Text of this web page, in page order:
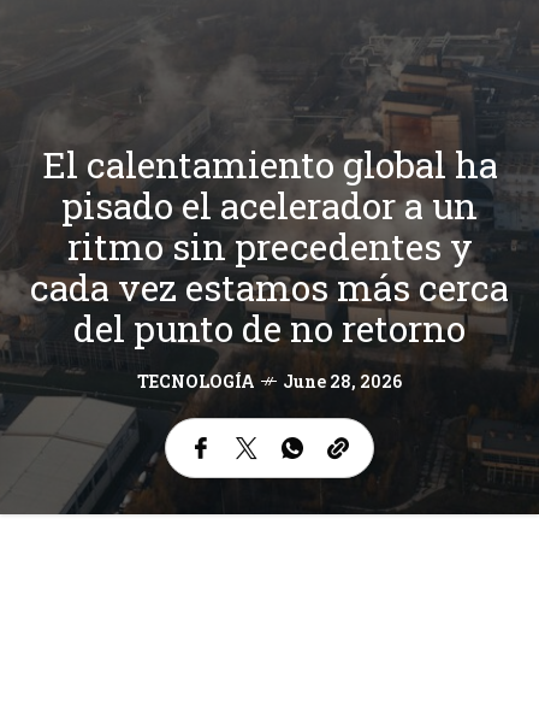
El calentamiento global ha
pisado el acelerador a un
ritmo sin precedentes y
cada vez estamos más cerca
del punto de no retorno
TECNOLOGÍA June 28, 2026